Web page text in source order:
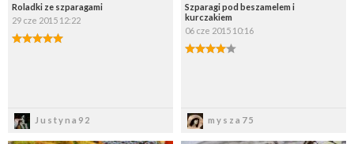
Roladki ze szparagami
29 cze 2015 12:22
Justyna92
Szparagi pod beszamelem i
kurczakiem
06 cze 2015 10:16
mysza75